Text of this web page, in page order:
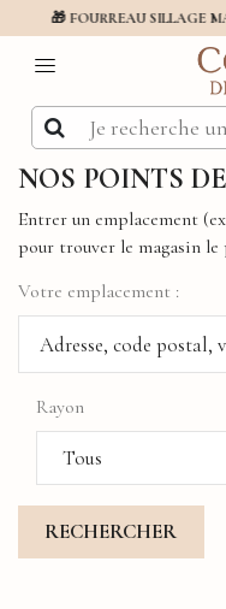
🎁 FOURREAU SILLAGE
NOS POINTS
Entrer un emplacement
pour trouver le magasin le
Votre emplacement :
Rayon